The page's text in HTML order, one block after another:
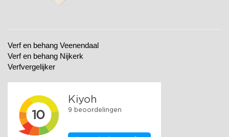
Verf en behang Veenendaal
Verf en behang Nijkerk
Verfvergelijker